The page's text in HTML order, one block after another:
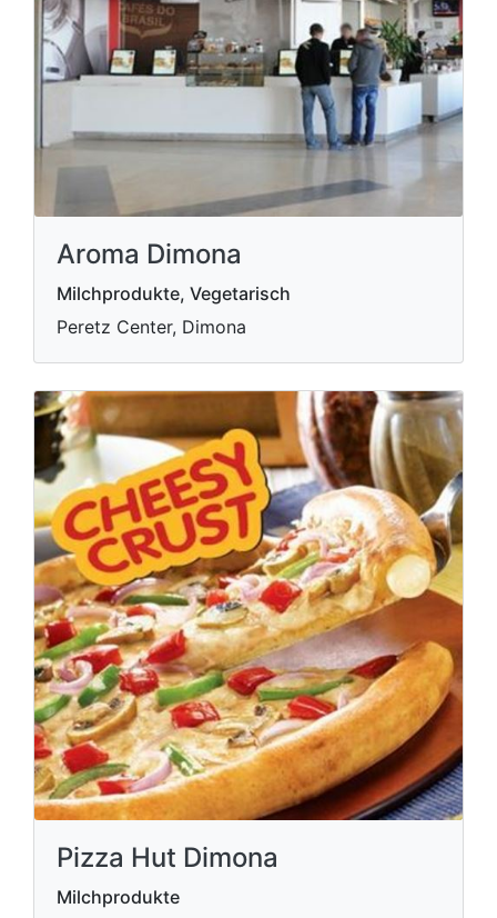
Aroma Dimona
Milchprodukte, Vegetarisch
Peretz Center, Dimona
Pizza Hut Dimona
Milchprodukte